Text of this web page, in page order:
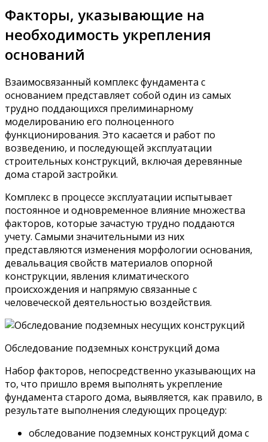
Факторы, указывающие на
необходимость укрепления
оснований
Взаимосвязанный комплекс фундамента с
основанием представляет собой один из самых
трудно поддающихся прелиминарному
моделированию его полноценного
функционирования. Это касается и работ по
возведению, и последующей эксплуатации
строительных конструкций, включая деревянные
дома старой застройки.
Комплекс в процессе эксплуатации испытывает
постоянное и одновременное влияние множества
факторов, которые зачастую трудно поддаются
учету. Самыми значительными из них
представляются изменения морфологии основания,
девальвация свойств материалов опорной
конструкции, явления климатического
происхождения и напрямую связанные с
человеческой деятельностью воздействия.
Обследование подземных конструкций дома
Набор факторов, непосредственно указывающих на
то, что пришло время выполнять укрепление
фундамента старого дома, выявляется, как правило, в
результате выполнения следующих процедур:
обследование подземных конструкций дома с